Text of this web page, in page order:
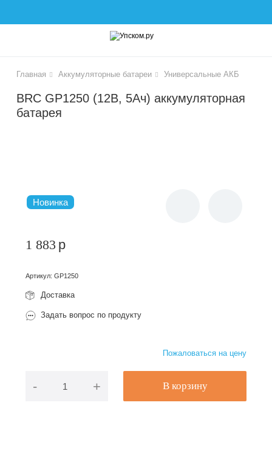
Главная Аккумуляторные батареи Универсальные АКБ
BRC GP1250 (12В, 5Ач) аккумуляторная
батарея
Новинка
1 883 p
Артикул: GP1250
Доставка
Задать вопрос по продукту
Пожаловаться на цену
- + В корзину